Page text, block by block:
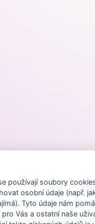
používají soubory
osobní údaje (např.
Tyto údaje nám
Vás a ostatní naše